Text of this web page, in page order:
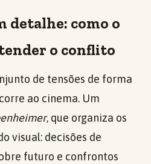
detalhe: como o
o conflito
de tensões de forma
ao cinema. Um
, que organiza os
visual: decisões de
futuro e confrontos